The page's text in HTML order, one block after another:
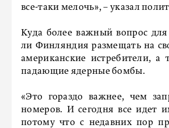
все-таки мелочь», – указал
Куда более важный вопрос для
ли Финляндия размещать на
американские истребители, а
падающие ядерные бомбы.
«Это гораздо важнее, чем
номеров. И сегодня все идет
потому что с недавних пор